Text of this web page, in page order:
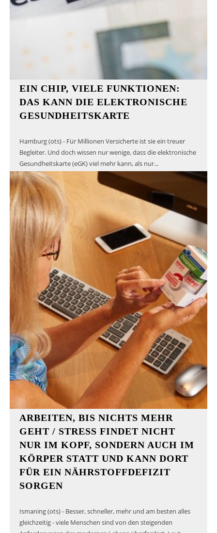
EIN CHIP, VIELE FUNKTIONEN:
DAS KANN DIE ELEKTRONISCHE
GESUNDHEITSKARTE
Hamburg (ots) - Für Millionen Versicherte ist sie ein treuer
Begleiter. Und doch wissen nur wenige, dass die elektronische
Gesundheitskarte (eGK) viel mehr kann, als nur...
ARBEITEN, BIS NICHTS MEHR
GEHT / STRESS FINDET NICHT
NUR IM KOPF, SONDERN AUCH IM
KÖRPER STATT UND KANN DORT
FÜR EIN NÄHRSTOFFDEFIZIT
SORGEN
Ismaning (ots) - Besser, schneller, mehr und am besten alles
gleichzeitig - viele Menschen sind von den steigenden